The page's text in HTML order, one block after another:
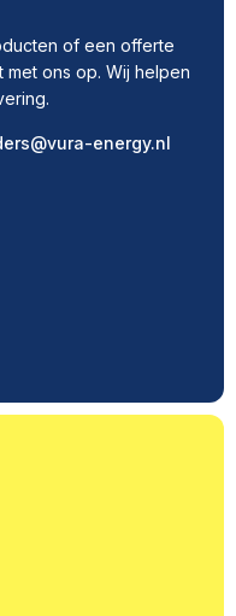
of een offerte
met ons op. Wij helpen
energy.nl